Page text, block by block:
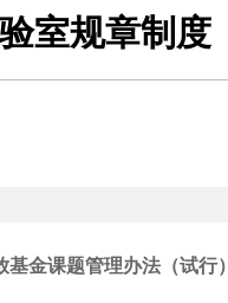
室规章制度
基金课题管理办法（试行）